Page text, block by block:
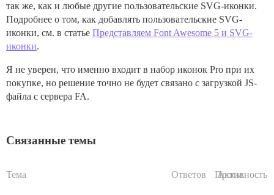
так же, как и любые другие пользовательские SVG-иконки.
Подробнее о том, как добавлять пользовательские SVG-
иконки, см. в статье Представляем Font Awesome 5 и SVG-
иконки.
Я не уверен, что именно входит в набор иконок Pro при их
покупке, но решение точно не будет связано с загрузкой JS-
файла с сервера FA.
Связанные темы
Тема Ответов Просм.
Активность